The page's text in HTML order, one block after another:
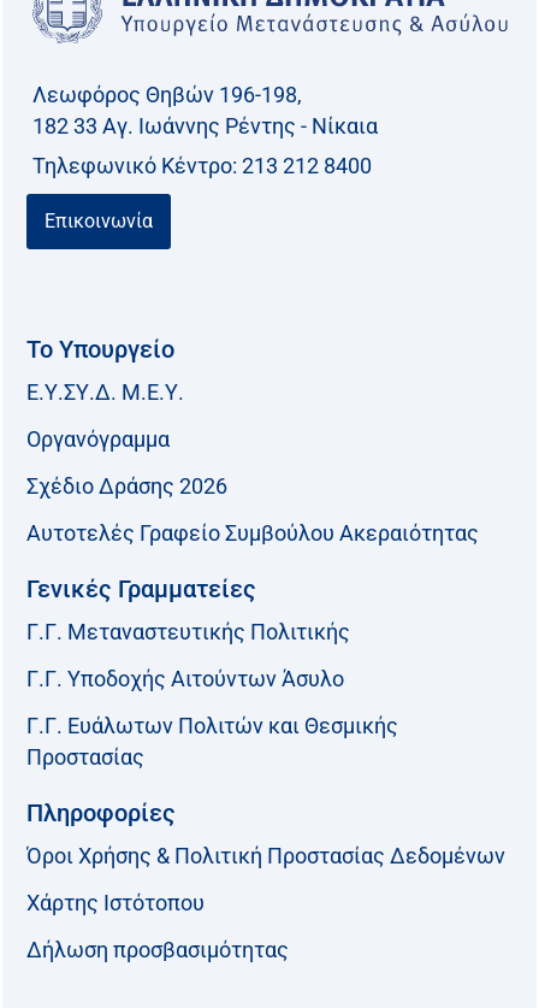
Λεωφόρος Θηβών 196-198,
182 33 Aγ. Ιωάννης Ρέντης - Νίκαια
Τηλεφωνικό Kέντρο: 213 212 8400
Επικοινωνία
Το Υπουργείο
Ε.Υ.ΣΥ.Δ. Μ.Ε.Υ.
Οργανόγραμμα
Σχέδιο Δράσης 2026
Αυτοτελές Γραφείο Συμβούλου Ακεραιότητας
Γενικές Γραμματείες
Γ.Γ. Μεταναστευτικής Πολιτικής
Γ.Γ. Υποδοχής Αιτούντων Άσυλο
Γ.Γ. Ευάλωτων Πολιτών και Θεσμικής
Προστασίας
Πληροφορίες
Όροι Χρήσης & Πολιτική Προστασίας Δεδομένων
Χάρτης Ιστότοπου
Δήλωση προσβασιμότητας